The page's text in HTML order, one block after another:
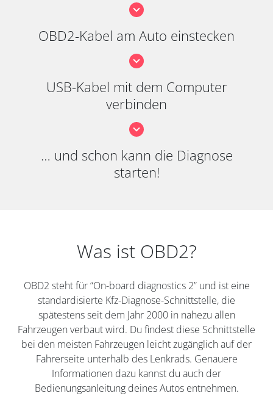
OBD2-Kabel am Auto einstecken
USB-Kabel mit dem Computer
verbinden
… und schon kann die Diagnose
starten!
Was ist OBD2?
OBD2 steht für “On-board diagnostics 2” und ist eine
standardisierte Kfz-Diagnose-Schnittstelle, die
spätestens seit dem Jahr 2000 in nahezu allen
Fahrzeugen verbaut wird. Du findest diese Schnittstelle
bei den meisten Fahrzeugen leicht zugänglich auf der
Fahrerseite unterhalb des Lenkrads. Genauere
Informationen dazu kannst du auch der
Bedienungsanleitung deines Autos entnehmen.